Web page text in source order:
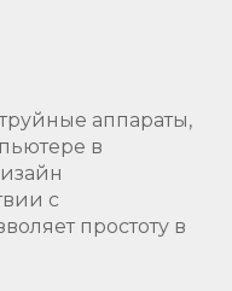
аппараты,
в
с
простоту в